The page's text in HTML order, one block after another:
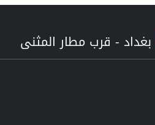
بغداد - قرب مطار المثنى